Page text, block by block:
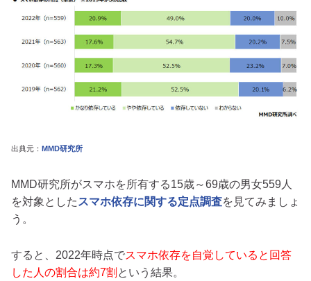
出典元： MMD研究所
MMD研究所がスマホを所有する15歳～69歳の男女559人
を対象とした スマホ依存に関する定点調査を見てみましょ
う。
すると、2022年時点でスマホ依存を自覚していると回答
した人の割合は約7割 という結果。